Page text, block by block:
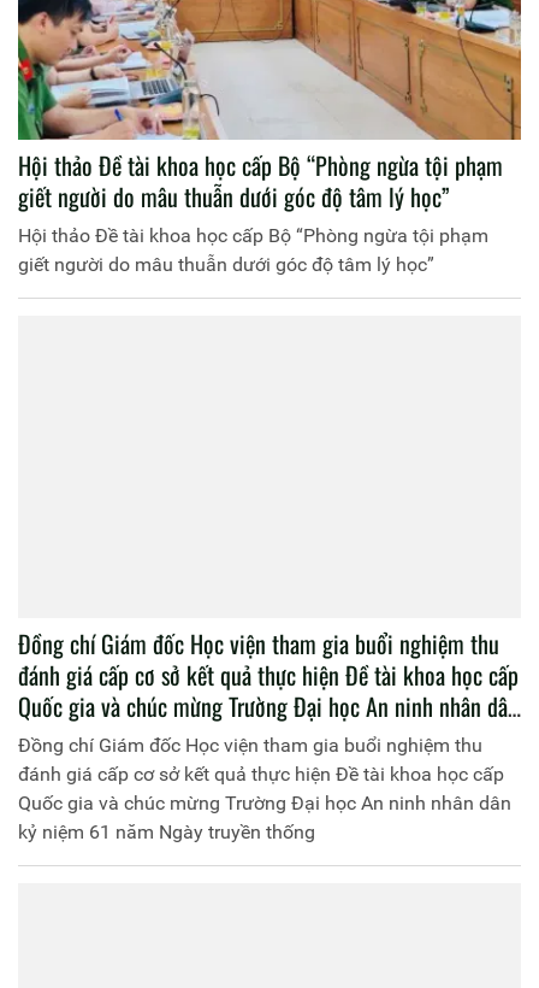
Hội thảo Đề tài khoa học cấp Bộ “Phòng ngừa tội phạm
giết người do mâu thuẫn dưới góc độ tâm lý học”
Hội thảo Đề tài khoa học cấp Bộ “Phòng ngừa tội phạm
giết người do mâu thuẫn dưới góc độ tâm lý học”
Đồng chí Giám đốc Học viện tham gia buổi nghiệm thu
đánh giá cấp cơ sở kết quả thực hiện Đề tài khoa học cấp
Quốc gia và chúc mừng Trường Đại học An ninh nhân dân
kỷ niệm 61 năm Ngày truyền thống
Đồng chí Giám đốc Học viện tham gia buổi nghiệm thu
đánh giá cấp cơ sở kết quả thực hiện Đề tài khoa học cấp
Quốc gia và chúc mừng Trường Đại học An ninh nhân dân
kỷ niệm 61 năm Ngày truyền thống